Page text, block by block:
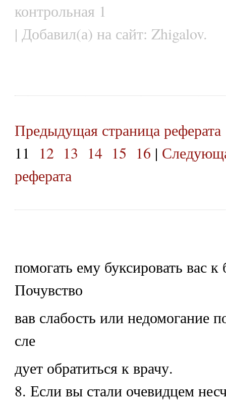
контрольная 1
| Добавил(а) на сайт: Zhigalov.
Предыдущая страница реферата
11 12 13 14 15 16 |
реферата
помогать ему буксировать вас к
Почувство
вав слабость или недомогание
сле
дует обратиться к врачу.
8. Если вы стали очевидцем